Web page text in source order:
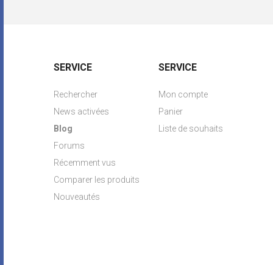
SERVICE
Rechercher
News activées
Blog
Forums
Récemment vus
Comparer les produits
Nouveautés
SERVICE
Mon compte
Panier
Liste de souhaits